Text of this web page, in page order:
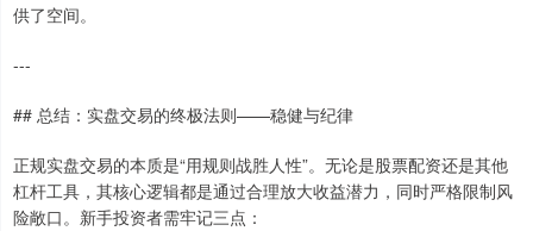
供了空间。
---
## 总结：实盘交易的终极法则——稳健与纪律
正规实盘交易的本质是“用规则战胜人性”。无论是股票配资还是其他
杠杆工具，其核心逻辑都是通过合理放大收益潜力，同时严格限制风
险敞口。新手投资者需牢记三点：
上证综指 3940.04 +39.68 +1.02%